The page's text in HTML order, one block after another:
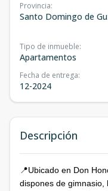
Provincia:
Santo Domingo de
Tipo de inmueble:
Apartamentos
Fecha de entrega:
12-2024
Descripción
📍Ubicado en Don
dispones de gimnasio,